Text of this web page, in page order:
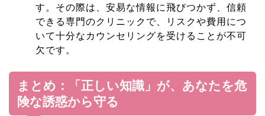
す。その際は、安易な情報に飛びつかず、信頼
できる専門のクリニックで、リスクや費用につ
いて十分なカウンセリングを受けることが不可
欠です。
まとめ：「正しい知識」が、あなたを危
険な誘惑から守る